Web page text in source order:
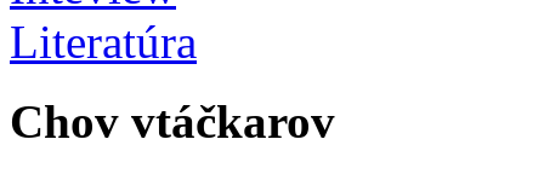
Literatúra
Chov vtáčkarov